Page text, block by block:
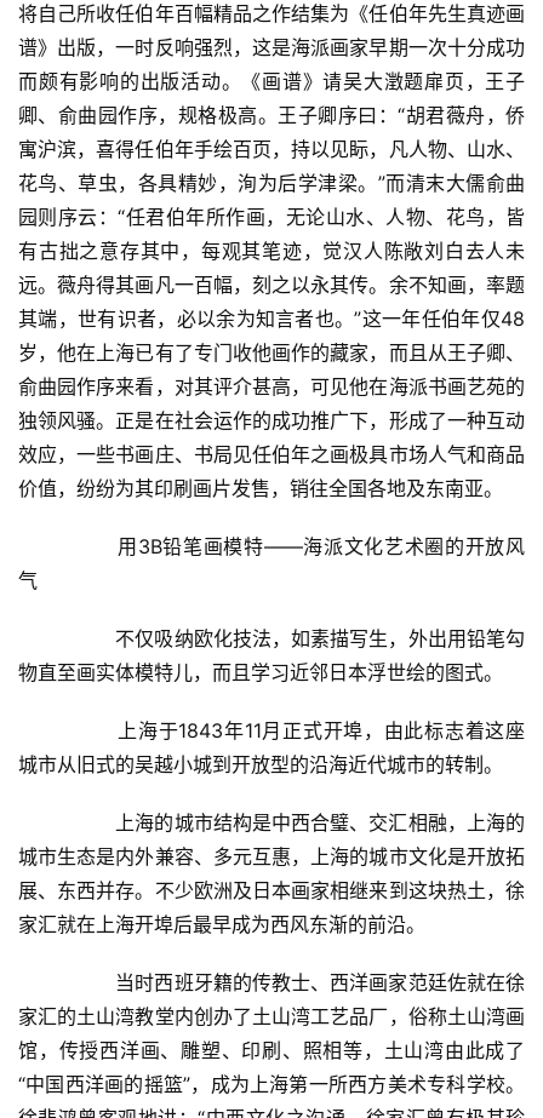
将自己所收任伯年百幅精品之作结集为《任伯年先生真迹画
谱》出版，一时反响强烈，这是海派画家早期一次十分成功
而颇有影响的出版活动。《画谱》请吴大澂题扉页，王子
卿、俞曲园作序，规格极高。王子卿序曰：“胡君薇舟，侨
寓沪滨，喜得任伯年手绘百页，持以见眎，凡人物、山水、
花鸟、草虫，各具精妙，洵为后学津梁。”而清末大儒俞曲
园则序云：“任君伯年所作画，无论山水、人物、花鸟，皆
有古拙之意存其中，每观其笔迹，觉汉人陈敞刘白去人未
远。薇舟得其画凡一百幅，刻之以永其传。余不知画，率题
其端，世有识者，必以余为知言者也。”这一年任伯年仅48
岁，他在上海已有了专门收他画作的藏家，而且从王子卿、
俞曲园作序来看，对其评介甚高，可见他在海派书画艺苑的
独领风骚。正是在社会运作的成功推广下，形成了一种互动
效应，一些书画庄、书局见任伯年之画极具市场人气和商品
价值，纷纷为其印刷画片发售，销往全国各地及东南亚。
气
物直至画实体模特儿，而且学习近邻日本浮世绘的图式。
城市从旧式的吴越小城到开放型的沿海近代城市的转制。
城市生态是内外兼容、多元互惠，上海的城市文化是开放拓
展、东西并存。不少欧洲及日本画家相继来到这块热土，徐
家汇就在上海开埠后最早成为西风东渐的前沿。
家汇的土山湾教堂内创办了土山湾工艺品厂，俗称土山湾画
馆，传授西洋画、雕塑、印刷、照相等，土山湾由此成了
“中国西洋画的摇篮”，成为上海第一所西方美术专科学校。